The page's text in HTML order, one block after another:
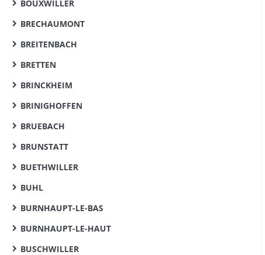
BOUXWILLER
BRECHAUMONT
BREITENBACH
BRETTEN
BRINCKHEIM
BRINIGHOFFEN
BRUEBACH
BRUNSTATT
BUETHWILLER
BUHL
BURNHAUPT-LE-BAS
BURNHAUPT-LE-HAUT
BUSCHWILLER